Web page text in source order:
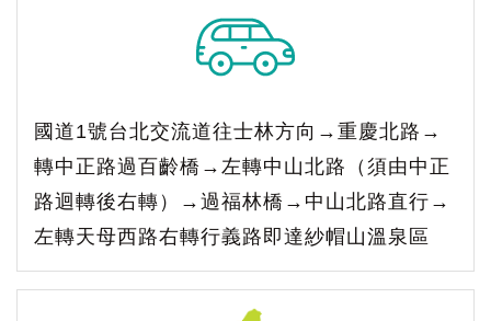
國道1號台北交流道往士林方向→重慶北路→
轉中正路過百齡橋→左轉中山北路（須由中正
路迴轉後右轉）→過福林橋→中山北路直行→
左轉天母西路右轉行義路即達紗帽山溫泉區